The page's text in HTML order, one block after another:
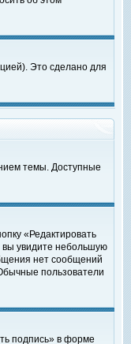
Это сделано для
темы. Доступные
«Редактировать
вы увидите небольшую
нет сообщений
пользователи
подпись» в форме